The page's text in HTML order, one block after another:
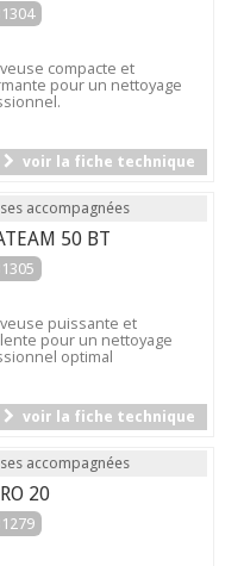
compacte et
pour un nettoyage
voir la fiche technique
accompagnées
50 BT
puissante et
pour un nettoyage
optimal
voir la fiche technique
accompagnées
20